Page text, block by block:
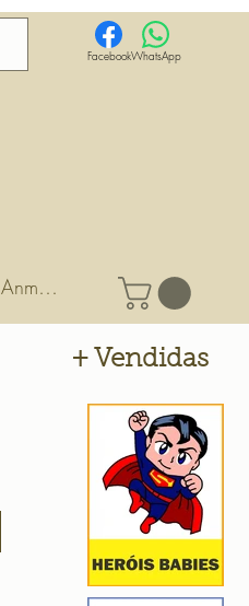
FacebookWhatsApp
Anmelden
+ Vendidas